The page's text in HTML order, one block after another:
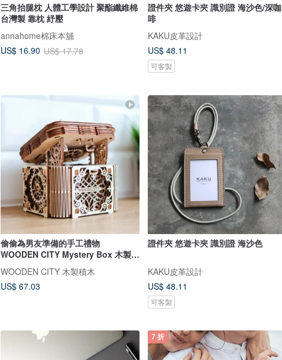
三角抬腿枕 人體工學設計 聚酯纖維棉
台灣製 靠枕 紓壓
annahome棉床本舖
US$ 16.90 US$ 17.78
證件夾 悠遊卡夾 識別證 海沙色/深咖
啡
KAKU皮革設計
US$ 48.11
可客製
偷偷為男友準備的手工禮物
WOODEN CITY Mystery Box 木製神
秘盒
WOODEN CITY 木製積木
US$ 67.03
證件夾 悠遊卡夾 識別證 海沙色
KAKU皮革設計
US$ 48.11
可客製
7 折